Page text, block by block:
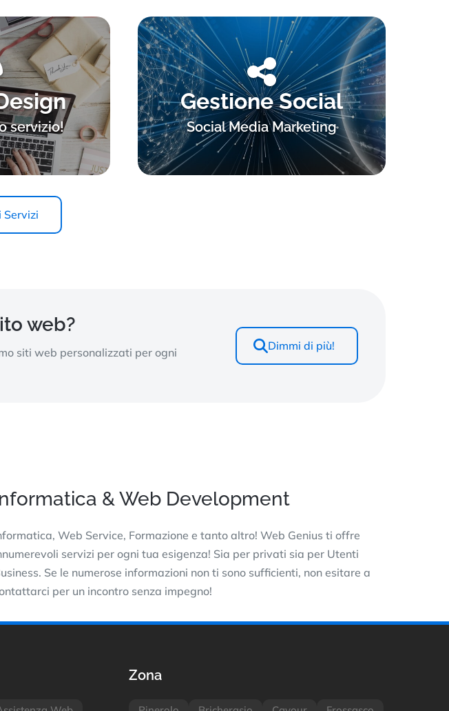
servizio!
Gestione Social
Social Media Marketing
Servizi
web?
siti web personalizzati per ogni
Dimmi di più!
& Web Development
Web Service, Formazione e tanto altro! Web Genius ti offre
servizi per ogni tua esigenza! Sia per privati sia per Utenti
Se le numerose informazioni non ti sono sufficienti, non esitare a
per un incontro senza impegno!
Zona